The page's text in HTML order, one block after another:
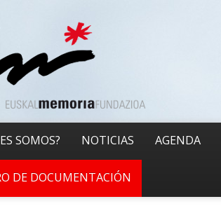
SOMOS? NOTICIAS AGENDA
DE DOCUMENTACIÓN